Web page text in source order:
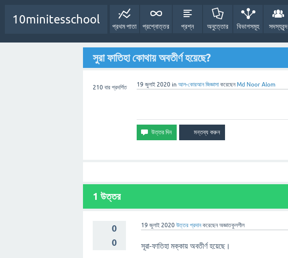
10minitesschool
প্রথম পাতা প্রশ্নোত্তর প্রশ্ন অনুত্তোর বিভাগসমূহ সদস্যবৃন্দ
সুরা ফাতিহা কোথায় অবতীর্ণ হয়েছে?
210 বার প্রদর্শিত 19 জুলাই 2020 in আল-কোরআন জিজ্ঞাসা করেছেনMd Noor Alom
1 উত্তর
0
0
19 জুলাই 2020 উত্তর প্রদান করেছেনঅজ্ঞাতকুলশীল
সূরা-ফাতিহা মক্কায় অবতীর্ণ হয়েছে।